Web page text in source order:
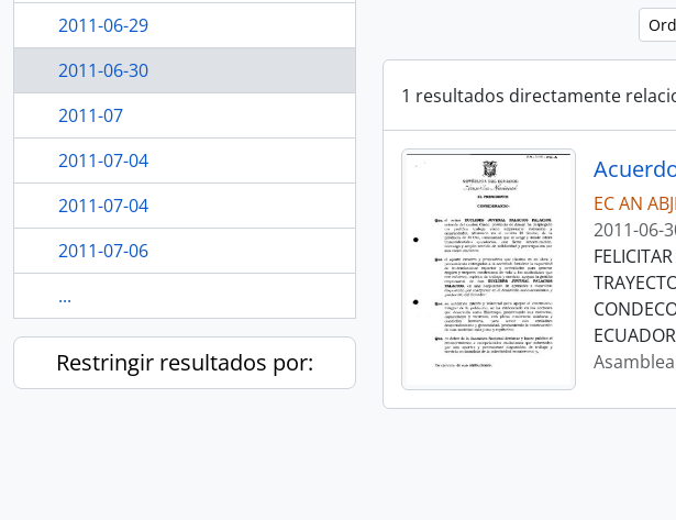
2011-06-29
2011-06-30
2011-07
2011-07-04
2011-07-04
2011-07-06
...
Restringir resultados por:
1 resultados directamente
EC AN
2011-06-